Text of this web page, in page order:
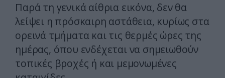
Παρά τη γενικά αίθρια εικόνα, δεν θα
λείψει η πρόσκαιρη αστάθεια, κυρίως στα
ορεινά τμήματα και τις θερμές ώρες της
ημέρας, όπου ενδέχεται να σημειωθούν
τοπικές βροχές ή και μεμονωμένες